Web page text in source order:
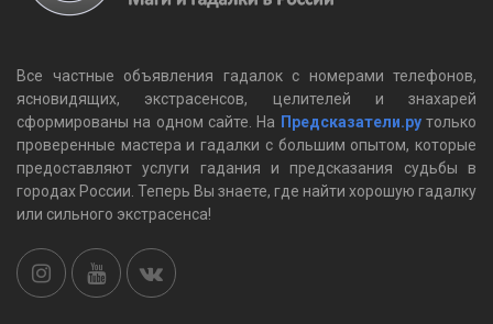
Все частные объявления гадалок c номерами телефонов,
ясновидящих, экстрасенсов, целителей и знахарей
сформированы на одном сайте. На Предсказатели.ру только
проверенные мастера и гадалки с большим опытом, которые
предоставляют услуги гадания и предсказания судьбы в
городах России. Теперь Вы знаете, где найти хорошую гадалку
или сильного экстрасенса!